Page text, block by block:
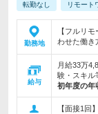
転勤なし リモート
勤務地
【フルリ
わせた働
給与
月給33万
験・スキル
初年度の年
【面接1回